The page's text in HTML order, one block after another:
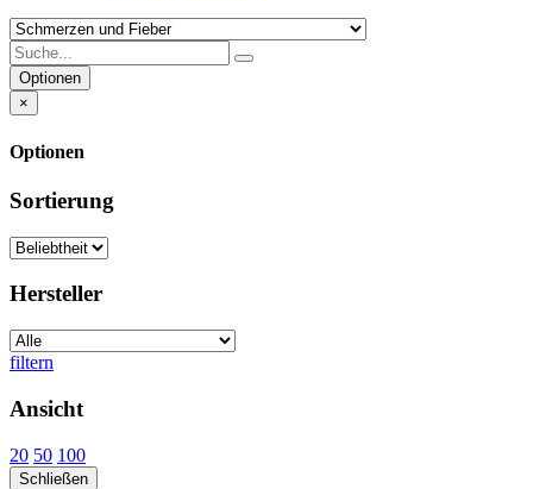
Optionen
×
Optionen
Sortierung
Hersteller
filtern
Ansicht
20 50 100
Schließen